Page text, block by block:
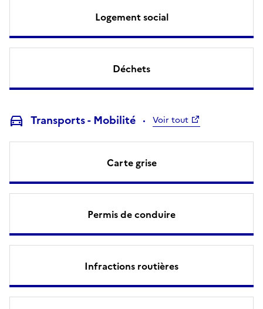
Logement social
Déchets
Transports - Mobilité Voir tout
Carte grise
Permis de conduire
Infractions routières